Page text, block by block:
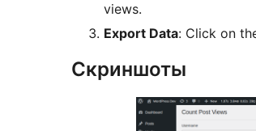
views.
Export Data: Click on
Скриншоты